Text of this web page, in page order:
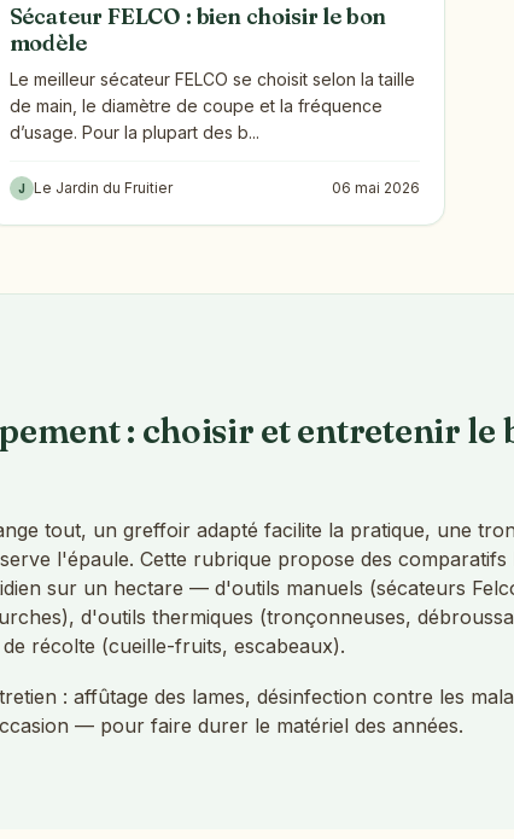
Sécateur FELCO : bien choisir le bon
modèle
Le meilleur sécateur FELCO se choisit selon la taille
de main, le diamètre de coupe et la fréquence
d’usage. Pour la plupart des b...
J Le Jardin du Fruitier 06 mai 2026
: choisir et entretenir le
tout, un greffoir adapté facilite la pratique, une
l'épaule. Cette rubrique propose des
sur un hectare — d'outils manuels (sécateurs
d'outils thermiques (tronçonneuses,
récolte (cueille-fruits, escabeaux).
: affûtage des lames, désinfection contre les
— pour faire durer le matériel des années.